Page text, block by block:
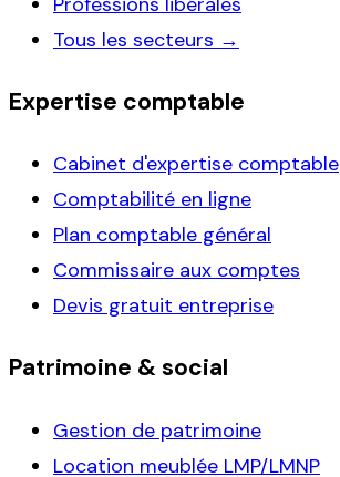
Tous les secteurs →
Expertise comptable
Cabinet d'expertise comptable
Comptabilité en ligne
Plan comptable général
Commissaire aux comptes
Devis gratuit entreprise
Patrimoine & social
Gestion de patrimoine
Location meublée LMP/LMNP